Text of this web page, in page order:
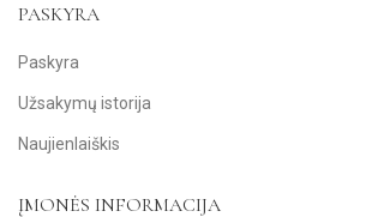
PASKYRA
Paskyra
Užsakymų istorija
Naujienlaiškis
ĮMONĖS INFORMACIJA